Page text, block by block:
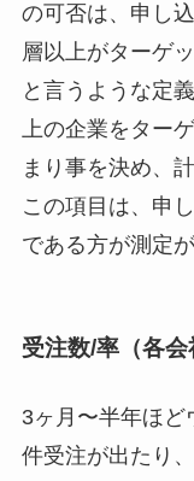
の可否は、申し
層以上がターゲ
と言うような定
上の企業をター
まり事を決め、
この項目は、申
である方が測定
受注数/率（各会
3ヶ月〜半年ほど
件受注が出たり